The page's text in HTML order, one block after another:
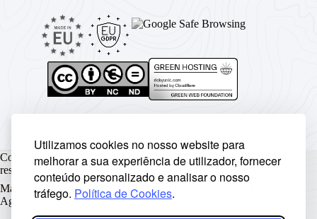
Utilizamos cookies no nosso website para
melhorar a sua experiência de utilizador, fornecer
conteúdo personalizado e analisar o nosso
tráfego. Política de Cookies.
Copyright © Rickyunic World® 2004 - 2026 | Todos os direitos
reservados.
Made with ♥ by Rickyunic . Crafted with care by
Agency .